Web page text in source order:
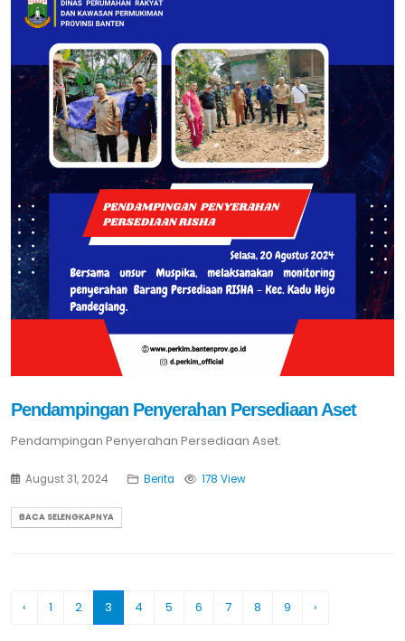
Pendampingan Penyerahan Persediaan Aset
Pendampingan Penyerahan Persediaan Aset.
August 31, 2024 Berita 178 View
BACA SELENGKAPNYA
‹ 1 2 3 4 5 6 7 8 9 ›